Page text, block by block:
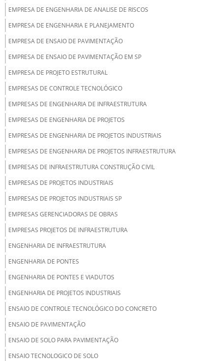
EMPRESA DE ENGENHARIA DE ANALISE DE RISCOS
EMPRESA DE ENGENHARIA E PLANEJAMENTO
EMPRESA DE ENSAIO DE PAVIMENTAÇÃO
EMPRESA DE ENSAIO DE PAVIMENTAÇÃO EM SP
EMPRESA DE PROJETO ESTRUTURAL
EMPRESAS DE CONTROLE TECNOLÓGICO
EMPRESAS DE ENGENHARIA DE INFRAESTRUTURA
EMPRESAS DE ENGENHARIA DE PROJETOS
EMPRESAS DE ENGENHARIA DE PROJETOS INDUSTRIAIS
EMPRESAS DE ENGENHARIA DE PROJETOS INFRAESTRUTURA
EMPRESAS DE INFRAESTRUTURA CONSTRUÇÃO CIVIL
EMPRESAS DE PROJETOS INDUSTRIAIS
EMPRESAS DE PROJETOS INDUSTRIAIS SP
EMPRESAS GERENCIADORAS DE OBRAS
EMPRESAS PROJETOS DE INFRAESTRUTURA
ENGENHARIA DE INFRAESTRUTURA
ENGENHARIA DE PONTES
ENGENHARIA DE PONTES E VIADUTOS
ENGENHARIA DE PROJETOS INDUSTRIAIS
ENSAIO DE CONTROLE TECNOLÓGICO DO CONCRETO
ENSAIO DE PAVIMENTAÇÃO
ENSAIO DE SOLO PARA PAVIMENTAÇÃO
ENSAIO TECNOLOGICO DE SOLO